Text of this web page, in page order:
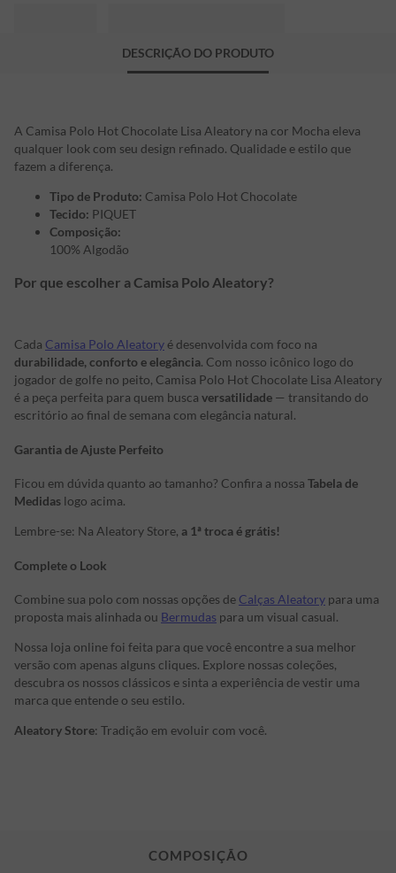
DESCRIÇÃO DO PRODUTO
A Camisa Polo Hot Chocolate Lisa Aleatory na cor Mocha eleva
qualquer look com seu design refinado. Qualidade e estilo que
fazem a diferença.
Tipo de Produto: Camisa Polo Hot Chocolate
Tecido: PIQUET
Composição:
100% Algodão
Por que escolher a Camisa Polo Aleatory?
Cada Camisa Polo Aleatory é desenvolvida com foco na
durabilidade, conforto e elegância. Com nosso icônico logo do
jogador de golfe no peito, Camisa Polo Hot Chocolate Lisa Aleatory
é a peça perfeita para quem busca versatilidade — transitando do
escritório ao final de semana com elegância natural.
Garantia de Ajuste Perfeito
Ficou em dúvida quanto ao tamanho? Confira a nossa Tabela de
Medidas logo acima.
Lembre-se: Na Aleatory Store, a 1ª troca é grátis!
Complete o Look
Combine sua polo com nossas opções de Calças Aleatory para uma
proposta mais alinhada ou Bermudas para um visual casual.
Nossa loja online foi feita para que você encontre a sua melhor
versão com apenas alguns cliques. Explore nossas coleções,
descubra os nossos clássicos e sinta a experiência de vestir uma
marca que entende o seu estilo.
Aleatory Store: Tradição em evoluir com você.